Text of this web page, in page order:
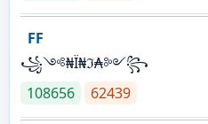
FF
꧁༺₦Ї₦ℑ₳༻꧂
108656
62439